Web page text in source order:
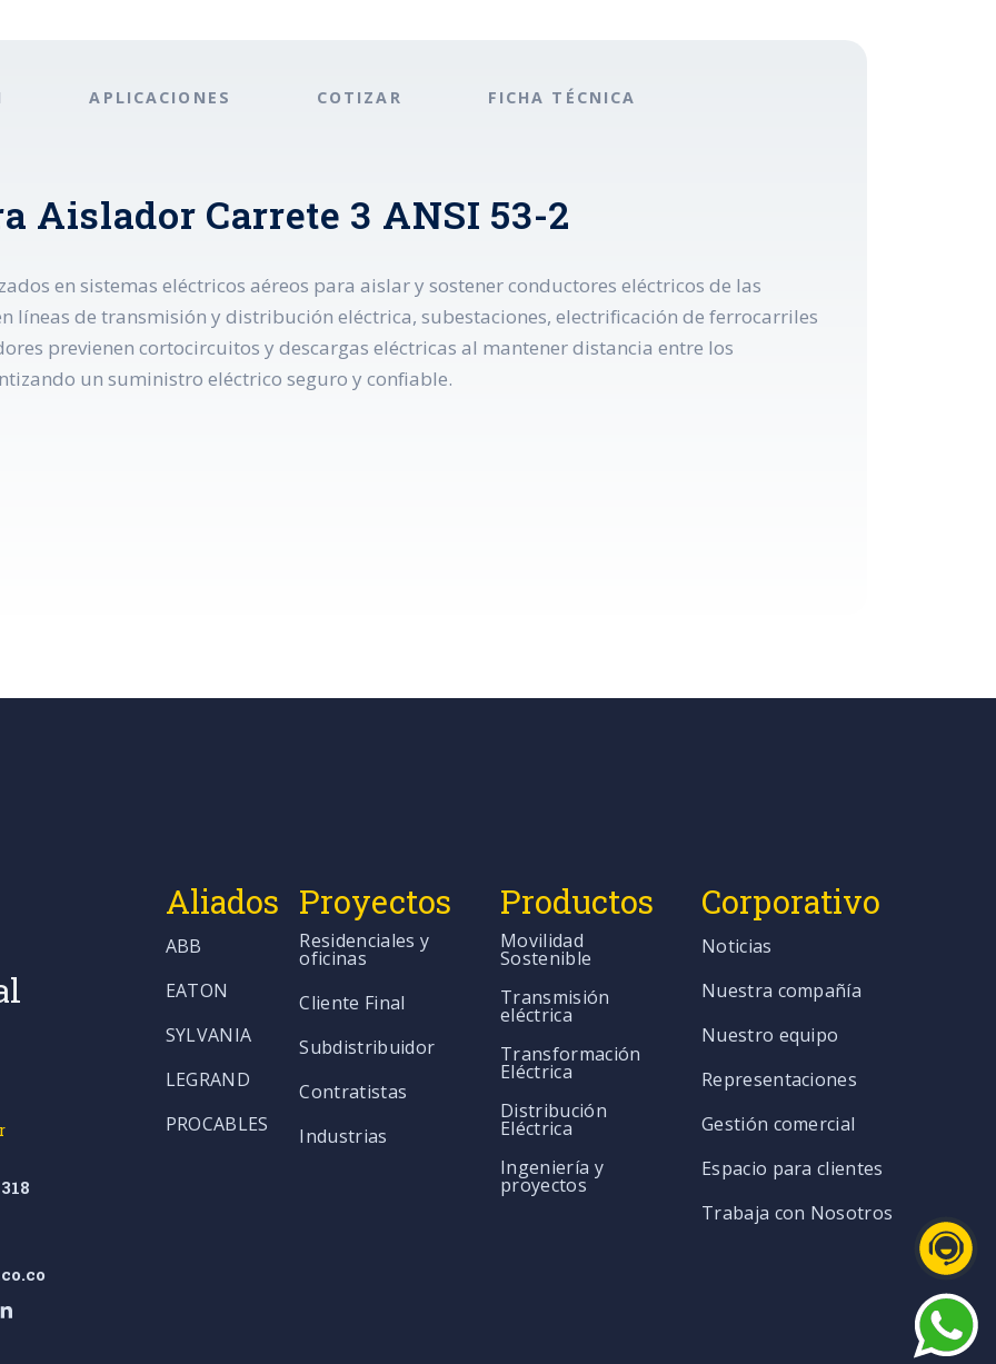
APLICACIONES COTIZAR FICHA TÉCNICA
Aislador Carrete 3 ANSI 53-2
en sistemas eléctricos aéreos para aislar y sostener conductores eléctricos de las
líneas de transmisión y distribución eléctrica, subestaciones, electrificación de ferrocarriles
previenen cortocircuitos y descargas eléctricas al mantener distancia entre los
un suministro eléctrico seguro y confiable.
Aliados
ABB
EATON
SYLVANIA
LEGRAND
PROCABLES
Proyectos
Residenciales y
oficinas
Cliente Final
Subdistribuidor
Contratistas
Industrias
Productos
Movilidad
Sostenible
Transmisión
eléctrica
Transformación
Eléctrica
Distribución
Eléctrica
Ingeniería y
proyectos
Corporativo
Noticias
Nuestra compañía
Nuestro equipo
Representaciones
Gestión comercial
Espacio para clientes
Trabaja con Nosotros